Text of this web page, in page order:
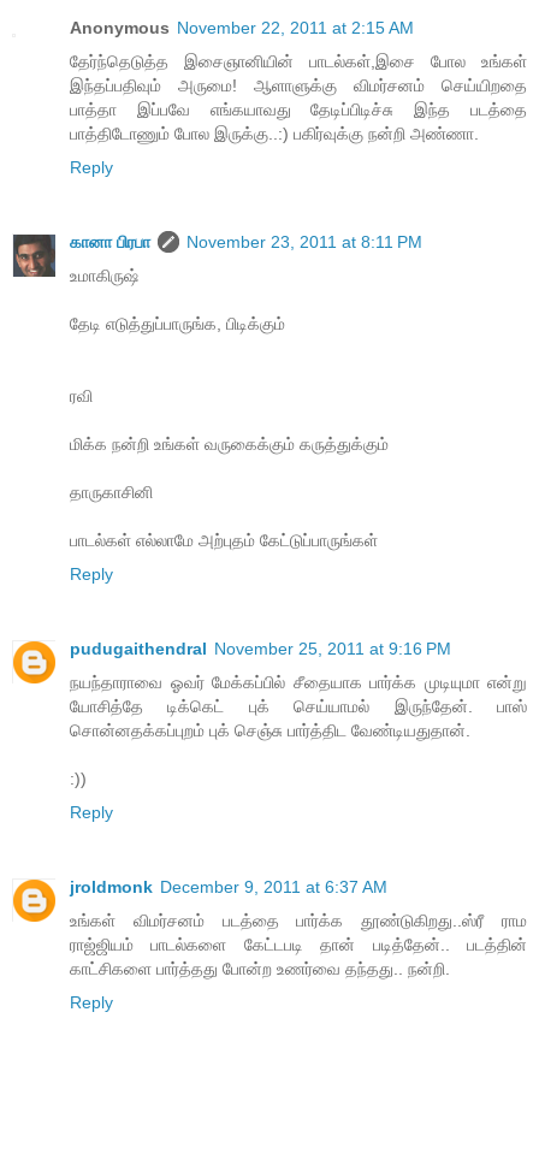
Anonymous November 22, 2011 at 2:15 AM
தேர்ந்தெடுத்த இசைஞானியின் பாடல்கள்,இசை போல உங்கள்
இந்தப்பதிவும் அருமை! ஆளாளுக்கு விமர்சனம் செய்யிறதை
பாத்தா இப்பவே எங்கயாவது தேடிப்பிடிச்சு இந்த படத்தை
பாத்திடோணும் போல இருக்கு..:) பகிர்வுக்கு நன்றி அண்ணா.
Reply
கானா பிரபா
November 23, 2011 at 8:11 PM
உமாகிருஷ்
தேடி எடுத்துப்பாருங்க, பிடிக்கும்
ரவி
மிக்க நன்றி உங்கள் வருகைக்கும் கருத்துக்கும்
தாருகாசினி
பாடல்கள் எல்லாமே அற்புதம் கேட்டுப்பாருங்கள்
Reply
pudugaithendral November 25, 2011 at 9:16 PM
நயந்தாராவை ஓவர் மேக்கப்பில் சீதையாக பார்க்க முடியுமா என்று
யோசித்தே டிக்கெட் புக் செய்யாமல் இருந்தேன். பாஸ்
சொன்னதக்கப்புறம் புக் செஞ்சு பார்த்திட வேண்டியதுதான்.
:))
Reply
jroldmonk December 9, 2011 at 6:37 AM
உங்கள் விமர்சனம் படத்தை பார்க்க தூண்டுகிறது..ஸ்ரீ ராம
ராஜ்ஜியம் பாடல்களை கேட்டபடி தான் படித்தேன்.. படத்தின்
காட்சிகளை பார்த்தது போன்ற உணர்வை தந்தது.. நன்றி.
Reply